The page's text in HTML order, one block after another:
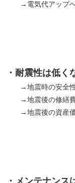
→電気代アップへ
・耐震性は低く
→地震時の安全性
→地震後の修繕費
→地震後の資産価
・メンテナンス